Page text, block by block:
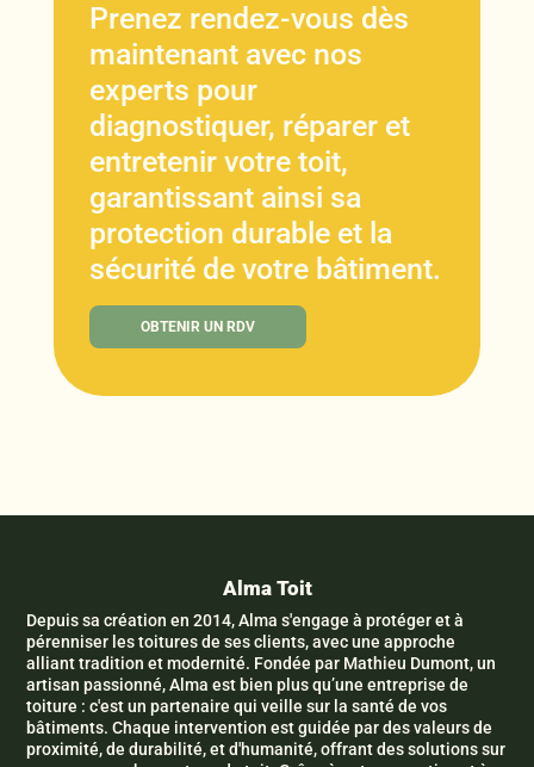
Prenez rendez-vous dès
maintenant avec nos
experts pour
diagnostiquer, réparer et
entretenir votre toit,
garantissant ainsi sa
protection durable et la
sécurité de votre bâtiment.
OBTENIR UN RDV
Alma Toit
Depuis sa création en 2014, Alma s'engage à protéger et à
pérenniser les toitures de ses clients, avec une approche
alliant tradition et modernité. Fondée par Mathieu Dumont, un
artisan passionné, Alma est bien plus qu’une entreprise de
toiture : c'est un partenaire qui veille sur la santé de vos
bâtiments. Chaque intervention est guidée par des valeurs de
proximité, de durabilité, et d'humanité, offrant des solutions sur